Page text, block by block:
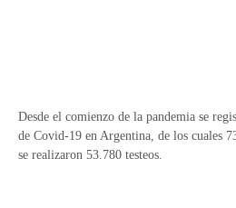
Desde el comienzo de la pandemia se
de Covid-19 en Argentina, de los cuales
se realizaron 53.780 testeos.